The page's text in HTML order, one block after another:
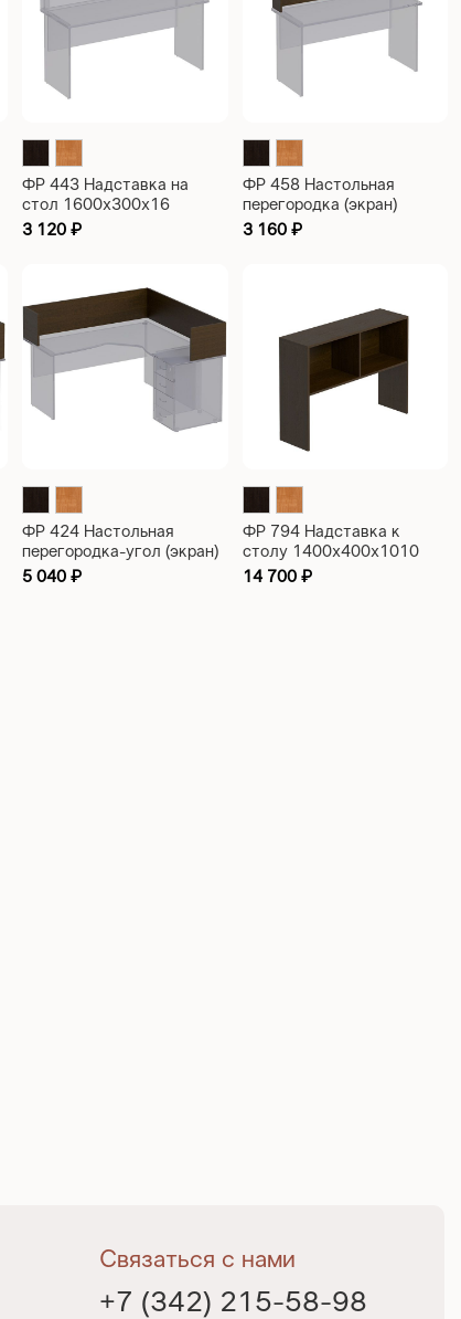
ФР 443 Надставка на
стол 1600х300х16
3 120₽
ФР 458 Настольная
перегородка (экран)
1400х180х350
3 160₽
ФР 424 Настольная
перегородка-угол (экран)
1600х1600х350
5 040₽
ФР 794 Надставка к
столу 1400х400х1010
14 700₽
Связаться с нами
+7 (342) 215-58-98